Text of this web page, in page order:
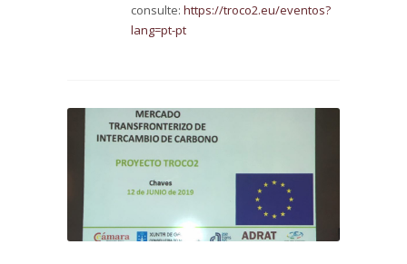
consulte: https://troco2.eu/eventos?
lang=pt-pt